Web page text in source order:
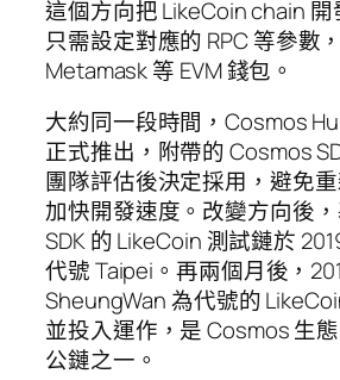
這個方向把 LikeCoin chain
只需設定對應的 RPC 等參數
Metamask 等 EVM 錢包。
大約同一段時間，Cosmos
正式推出，附帶的 Cosmos
團隊評估後決定採用，避免重
加快開發速度。改變方向後
SDK 的 LikeCoin 測試鏈於
代號 Taipei。再兩個月後，
SheungWan 為代號的
並投入運作，是 Cosmos 生
公鏈之一。